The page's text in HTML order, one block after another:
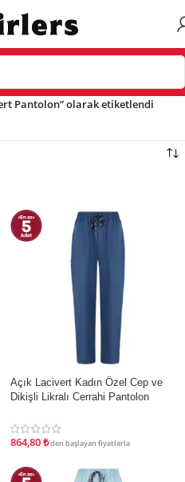
Pantolon” olarak etiketlendi
İNDIRIM
Açık Lacivert Kadın Özel Cep ve
Dikişli Likralı Cerrahi Pantolon
864,80₺'den başlayan fiyatlarla